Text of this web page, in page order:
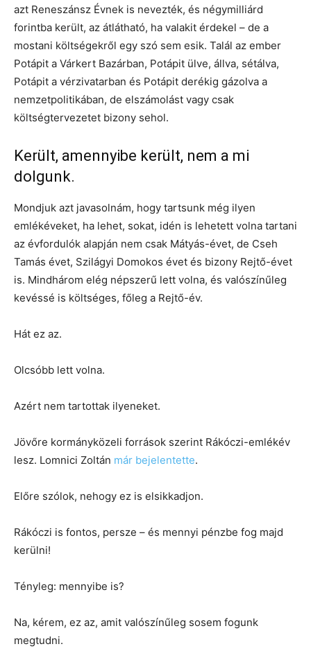
azt Reneszánsz Évnek is nevezték, és négymilliárd
forintba került, az átlátható, ha valakit érdekel – de a
mostani költségekről egy szó sem esik. Talál az ember
Potápit a Várkert Bazárban, Potápit ülve, állva, sétálva,
Potápit a vérzivatarban és Potápit derékig gázolva a
nemzetpolitikában, de elszámolást vagy csak
költségtervezetet bizony sehol.
Került, amennyibe került, nem a mi
dolgunk.
Mondjuk azt javasolnám, hogy tartsunk még ilyen
emlékéveket, ha lehet, sokat, idén is lehetett volna tartani
az évfordulók alapján nem csak Mátyás-évet, de Cseh
Tamás évet, Szilágyi Domokos évet és bizony Rejtő-évet
is. Mindhárom elég népszerű lett volna, és valószínűleg
kevéssé is költséges, főleg a Rejtő-év.
Hát ez az.
Olcsóbb lett volna.
Azért nem tartottak ilyeneket.
Jövőre kormányközeli források szerint Rákóczi-emlékév
lesz. Lomnici Zoltán már bejelentette.
Előre szólok, nehogy ez is elsikkadjon.
Rákóczi is fontos, persze – és mennyi pénzbe fog majd
kerülni!
Tényleg: mennyibe is?
Na, kérem, ez az, amit valószínűleg sosem fogunk
megtudni.